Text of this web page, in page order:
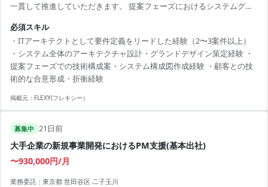
一貫して推進していただきます。 提案フェーズにおけるシステムグラ
の作成を行います。 ビジネス要件・技術要件を踏まえたシステム全体
設計や、顧客との技術的な合意形成・各種折衝も担当していただきま
す。 ■募集背景 人員不足のため。
必須スキル
・ITアーキテクトとして要件定義をリードした経験（2〜3案件以上）
・システム全体のアーキテクチャ設計・グランドデザイン策定経験 ・
提案フェーズでの技術構成案・システム構成図作成経験 ・顧客との技
術的な合意形成・折衝経験
掲載元： FLEXY(フレキシー）
募集中 21日前
大手企業の新規事業開発におけるPM支援(基本出社)
〜930,000円/月
業務委託 | 東京都 世田谷区 二子玉川